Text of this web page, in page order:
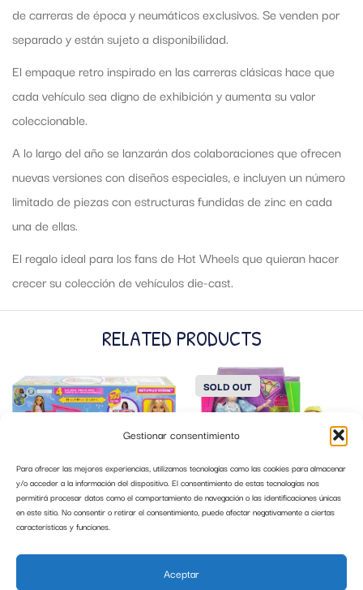
Gestionar consentimiento
Para ofrecer las mejores experiencias, utilizamos tecnologías como las cookies para almacenar
y/o acceder a la información del dispositivo. El consentimiento de estas tecnologías nos
permitirá procesar datos como el comportamiento de navegación o las identificaciones únicas
en este sitio. No consentir o retirar el consentimiento, puede afectar negativamente a ciertas
características y funciones.
Aceptar
de carreras de época y neumáticos exclusivos. Se venden por
separado y están sujeto a disponibilidad.
El empaque retro inspirado en las carreras clásicas hace que
cada vehículo sea digno de exhibición y aumenta su valor
coleccionable.
A lo largo del año se lanzarán dos colaboraciones que ofrecen
nuevas versiones con diseños especiales, e incluyen un número
limitado de piezas con estructuras fundidas de zinc en cada
una de ellas.
El regalo ideal para los fans de Hot Wheels que quieran hacer
crecer su colección de vehículos die-cast.
RELATED PRODUCTS
APARTAMENTO MATTEL HRJ77
SOLD OUT